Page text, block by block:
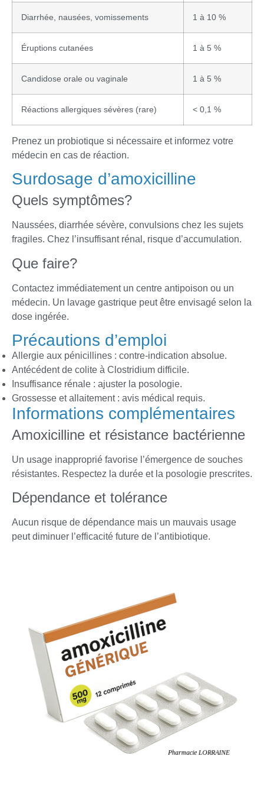
Diarrhée, nausées, vomissements 1 à 10 %
Éruptions cutanées 1 à 5 %
Candidose orale ou vaginale 1 à 5 %
Réactions allergiques sévères (rare) < 0,1 %
Prenez un probiotique si nécessaire et informez votre
médecin en cas de réaction.
Surdosage d’amoxicilline
Quels symptômes?
Naussées, diarrhée sévère, convulsions chez les sujets
fragiles. Chez l’insuffisant rénal, risque d’accumulation.
Que faire?
Contactez immédiatement un centre antipoison ou un
médecin. Un lavage gastrique peut être envisagé selon la
dose ingérée.
Précautions d’emploi
Allergie aux pénicillines : contre-indication absolue.
Antécédent de colite à Clostridium difficile.
Insuffisance rénale : ajuster la posologie.
Grossesse et allaitement : avis médical requis.
Informations complémentaires
Amoxicilline et résistance bactérienne
Un usage inapproprié favorise l’émergence de souches
résistantes. Respectez la durée et la posologie prescrites.
Dépendance et tolérance
Aucun risque de dépendance mais un mauvais usage
peut diminuer l’efficacité future de l’antibiotique.